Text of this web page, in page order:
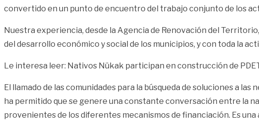
convertido en un punto de encuentro del trabajo conjunto de los
Nuestra experiencia, desde la Agencia de Renovación del
del desarrollo económico y social de los municipios, y con toda la
Le interesa leer: Nativos Nükak participan en construcción de
El llamado de las comunidades para la búsqueda de soluciones a
ha permitido que se genere una constante conversación entre la
provenientes de los diferentes mecanismos de financiación. Es una